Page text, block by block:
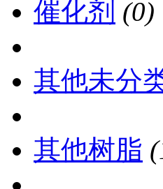
催化剂 (0)
其他未分
其他树脂